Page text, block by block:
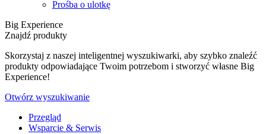
Prośba o ulotkę
Big Experience
Znajdź produkty
Skorzystaj z naszej inteligentnej wyszukiwarki, aby szybko znaleźć
produkty odpowiadające Twoim potrzebom i stworzyć własne Big
Experience!
Otwórz wyszukiwanie
Przegląd
Wsparcie & Serwis